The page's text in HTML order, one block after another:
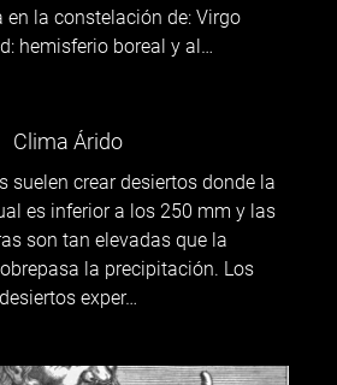
en la constelación de: Virgo
hemisferio boreal y al…
Clima Árido
suelen crear desiertos donde la
es inferior a los 250 mm y las
son tan elevadas que la
la precipitación. Los
desiertos exper…